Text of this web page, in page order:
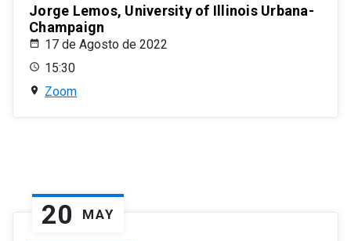
Jorge Lemos, University of Illinois Urbana-
Champaign
17 de Agosto de 2022
15:30
Zoom
20 MAY